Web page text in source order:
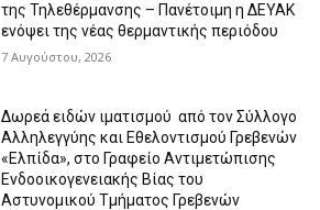
της Τηλεθέρμανσης – Πανέτοιμη η ΔΕΥΑΚ
ενόψει της νέας θερμαντικής περιόδου
7 Αυγούστου, 2026
Δωρεά ειδών ιματισμού από τον Σύλλογο
Αλληλεγγύης και Εθελοντισμού Γρεβενών
«Ελπίδα», στο Γραφείο Αντιμετώπισης
Ενδοοικογενειακής Βίας του
Αστυνομικού Τμήματος Γρεβενών